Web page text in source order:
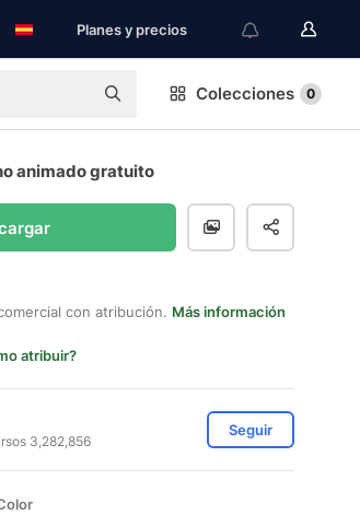
Planes y precios
Colecciones 0
animado gratuito
con atribución. Más información
atribuir?
3,282,856
Seguir